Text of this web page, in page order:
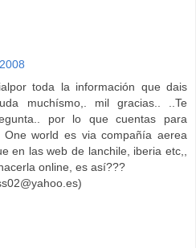
toda la información que dais
muchísmo,. mil gracias.. ..Te
por lo que cuentas para
world es via compañía aerea
en las web de lanchile, iberia etc,,
online, es así???